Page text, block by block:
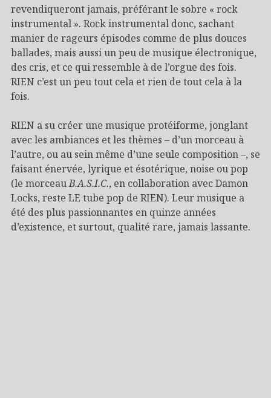
revendiqueront jamais, préférant le sobre « rock
instrumental ». Rock instrumental donc, sachant
manier de rageurs épisodes comme de plus douces
ballades, mais aussi un peu de musique électronique,
des cris, et ce qui ressemble à de l’orgue des fois.
RIEN c’est un peu tout cela et rien de tout cela à la
fois.
RIEN a su créer une musique protéiforme, jonglant
avec les ambiances et les thèmes – d’un morceau à
l’autre, ou au sein même d’une seule composition –, se
faisant énervée, lyrique et ésotérique, noise ou pop
(le morceauB.A.S.I.C., en collaboration avec Damon
Locks, reste LE tube pop de RIEN). Leur musique a
été des plus passionnantes en quinze années
d’existence, et surtout, qualité rare, jamais lassante.